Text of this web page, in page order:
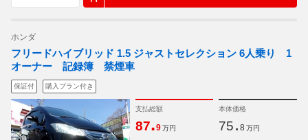
ホンダ
フリードハイブリッド 1.5 ジャストセレクション 6人乗り 1
オーナー 記録簿 禁煙車
保証付 購入プラン付き
支払総額
87.9 万円
本体価格
75. 8 万円